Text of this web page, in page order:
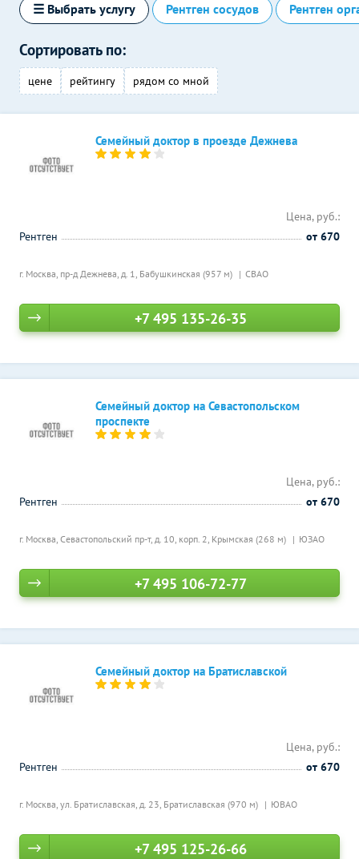
☰ Выбрать услугу Рентген сосудов Рентген
Сортировать по:
цене рейтингу рядом со мной
Семейный доктор в проезде Дежнева
г. Москва, пр-д Дежнева, д. 1, Бабушкинская (957 м) СВАО
Цена, руб.:
Рентген
от 670
+7 495 135-26-35
Семейный доктор на Севастопольском
проспекте
г. Москва, Севастопольский пр-т, д. 10, корп. 2, Крымская (268 м) ЮЗАО
Цена, руб.:
Рентген
от 670
+7 495 106-72-77
Семейный доктор на Братиславской
г. Москва, ул. Братиславская, д. 23, Братиславская (970 м) ЮВАО
Цена, руб.:
Рентген
от 670
+7 495 125-26-66